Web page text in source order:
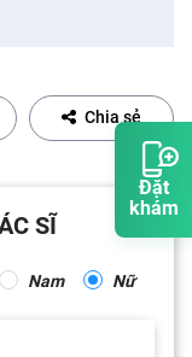
Đặt
khám
Chia sẻ
SĨ
Nam Nữ